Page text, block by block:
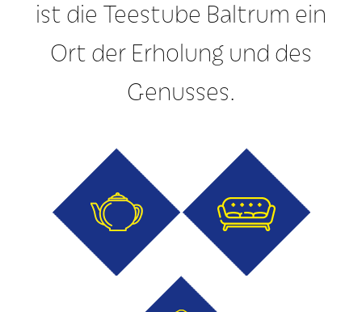
ist die Teestube Baltrum ein
Ort der Erholung und des
Genusses.